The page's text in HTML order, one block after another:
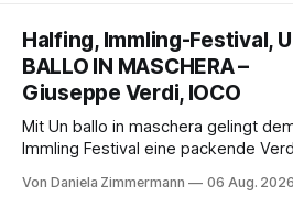
Halfing, Immling-Festival,
BALLO IN MASCHERA –
Giuseppe Verdi, IOCO
Mit Un ballo in maschera gelingt
Immling Festival eine packende
Wirklichkeit. Verena von
Von Daniela Zimmermann 06 Aug. 2026